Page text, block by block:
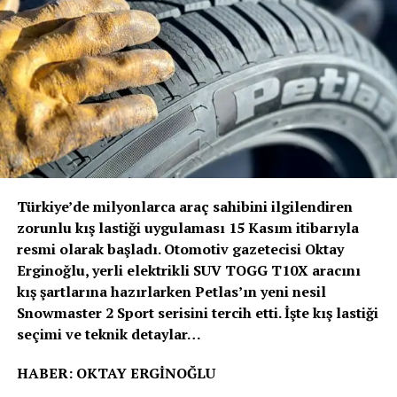
bulunuyor.
Volvo Trucks Başkanı Roger Alm; “Volvo’nun verdiği
sözde durduğunu bir kez daha kanıtladık. Güvenlik her
zamanki gibi önceliğimiz olmuştur ve olmaya devam
edecektir. Ancak bu, artık duracağımız anlamına
gelmiyor. Sürücülerimizi ve tüm yol kullanıcılarını
korumak için güvenlik alanında öncü olmaya devam
Volvo Trucks, Euro NCAP’in ağır ticari araçlar için ilk
güvenlik değerlendirmesini 2024 yılında başlattığında 5
yıldız alan ilk kamyon üreticisi olmuştu. Euro NCAP’den
5 yıldız almak, kamyonların sürücü desteği ve çarpışma
önleme kriterlerini karşıladığını ve hatta aştığını, sürücü
ile diğer yol kullanıcıları için trafik güvenliğini
Türkiye’de milyonlarca araç sahibini ilgilendiren
zorunlu kış lastiği uygulaması 15 Kasım itibarıyla
resmi olarak başladı. Otomotiv gazetecisi Oktay
Erginoğlu, yerli elektrikli SUV TOGG T10X aracını
kış şartlarına hazırlarken Petlas’ın yeni nesil
Snowmaster 2 Sport serisini tercih etti. İşte kış lastiği
seçimi ve teknik detaylar…
HABER: OKTAY ERGİNOĞLU